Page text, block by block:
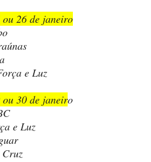
ou 26 de janeiro
e Luz
ou 30 de janeiro
e Luz